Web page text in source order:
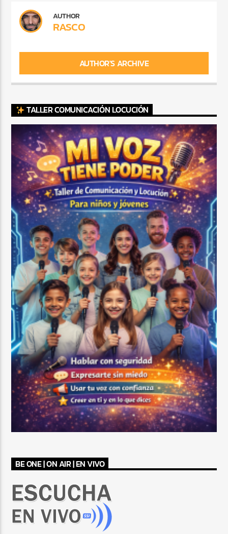
AUTHOR
RASCO
AUTHOR'S ARCHIVE
TALLER COMUNICACIÓN LOCUCIÓN
BE ONE | ON AIR | EN VIVO